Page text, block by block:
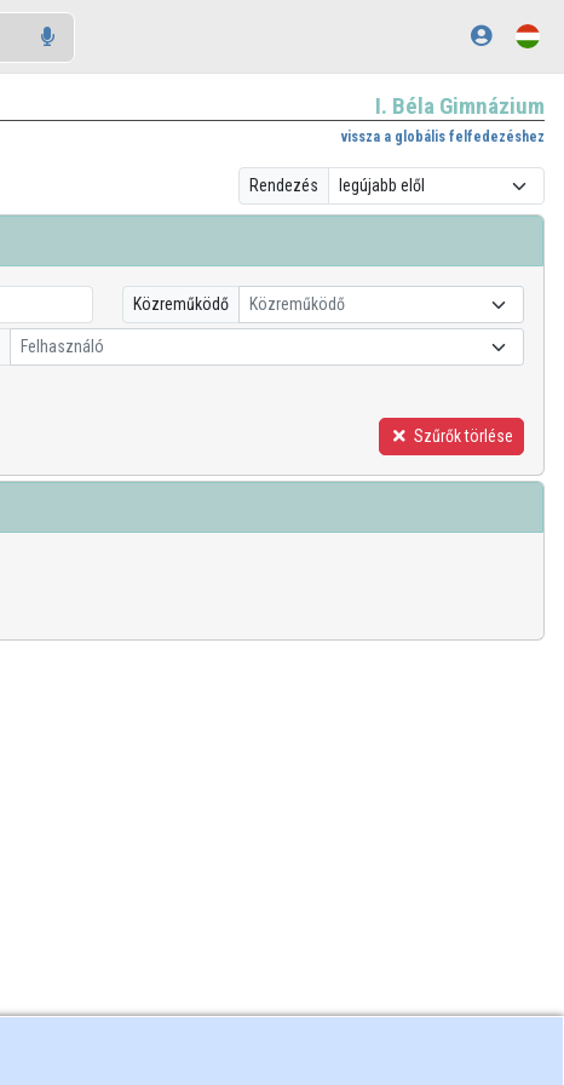
I. Béla Gimnázium
vissza a globális felfedezéshez
Rendezés
Közreműködő Közreműködő
Felhasználó
Szűrők törlése